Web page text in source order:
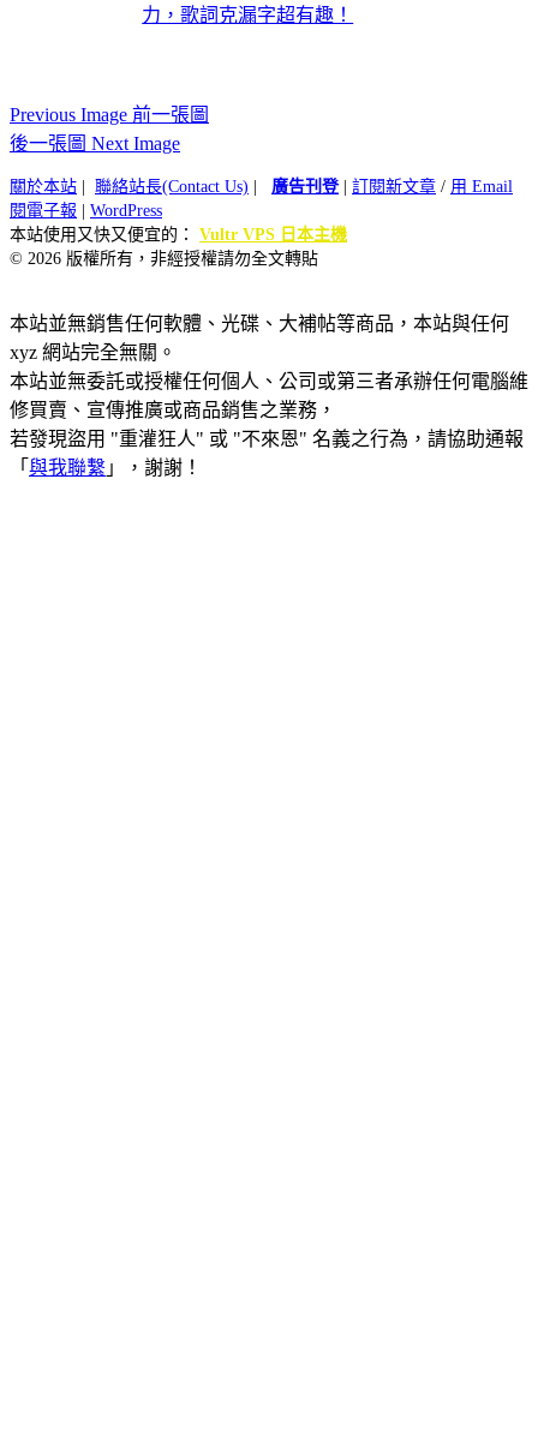
力，歌詞克漏字超有趣！
Previous Image 前一張圖
後一張圖 Next Image
關於本站 聯絡站長(Contact Us) 廣告刊登| 訂閱新文章 / 用 Email
閱電子報
WordPress
本站使用又快又便宜的： Vultr VPS 日本主機
© 2026 版權所有，非經授權請勿全文轉貼
本站並無銷售任何軟體、光碟、大補帖等商品，本站與任何
xyz 網站完全無關。
本站並無委託或授權任何個人、公司或第三者承辦任何電腦維
修買賣、宣傳推廣或商品銷售之業務，
若發現盜用 "重灌狂人" 或 "不來恩" 名義之行為，請協助通報
「 與我聯繫 」，謝謝！